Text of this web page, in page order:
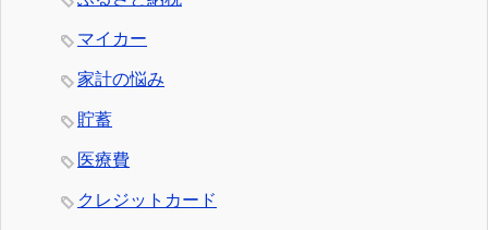
マイカー
家計の悩み
貯蓄
医療費
クレジットカード